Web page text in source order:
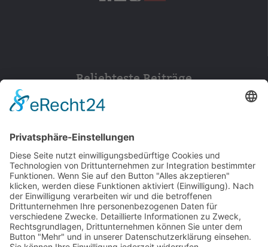
Beliebteste Beiträge
© 2026 Walter Stuber -Impressum Datenschutz
154